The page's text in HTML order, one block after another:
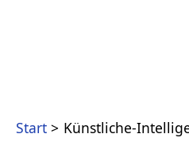
Start Künstliche-